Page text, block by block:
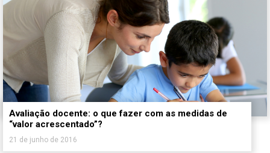
Avaliação docente: o que fazer com as medidas de
“valor acrescentado”?
21 de junho de 2016